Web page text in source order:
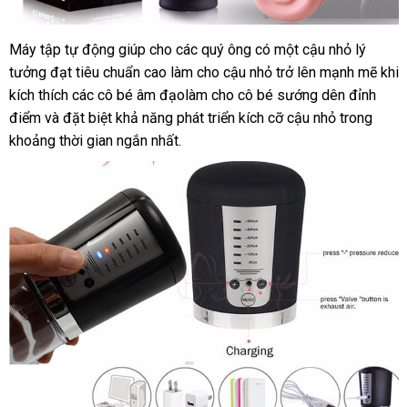
Máy tập tự động giúp cho nhập
khẩu
các quý ông có một cậu nhỏ lý
tưởng đạt tiêu chuẩn cao làm cho cậu nhỏ quà
tặng
trở lên mạnh mẽ khi
kích thích xuất
khẩu
các cô bé âm đạolàm cho cô bé sướng dên đỉnh
điểm đăng
ký
và đặt biệt khả năng phát triển kích cỡ cậu nhỏ trong
khoảng thời gian ngắn nhất.